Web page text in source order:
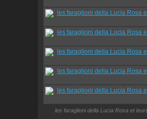
les faraglioni della Lucia Rosa et